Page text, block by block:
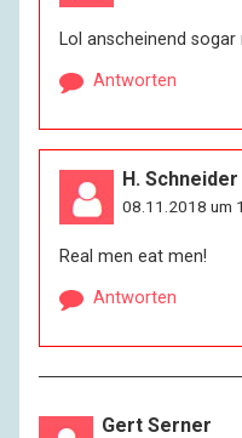
Lol anscheinend sogar
Antworten
H. Schneider
08.11.2018 um
Real men eat men!
Antworten
Gert Serner